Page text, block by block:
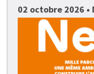
02 octobre 2026